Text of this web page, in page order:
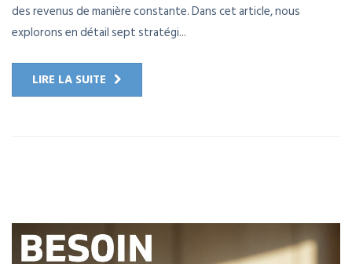
des revenus de manière constante. Dans cet article, nous
explorons en détail sept stratégi...
LIRE LA SUITE